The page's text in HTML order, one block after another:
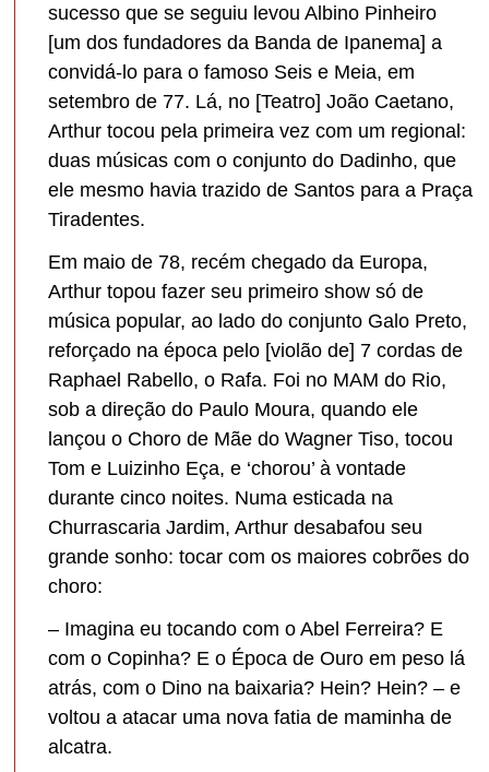
sucesso que se seguiu levou Albino Pinheiro
[um dos fundadores da Banda de Ipanema] a
convidá-lo para o famoso Seis e Meia, em
setembro de 77. Lá, no [Teatro] João Caetano,
Arthur tocou pela primeira vez com um regional:
duas músicas com o conjunto do Dadinho, que
ele mesmo havia trazido de Santos para a Praça
Tiradentes.
Em maio de 78, recém chegado da Europa,
Arthur topou fazer seu primeiro show só de
música popular, ao lado do conjunto Galo Preto,
reforçado na época pelo [violão de] 7 cordas de
Raphael Rabello, o Rafa. Foi no MAM do Rio,
sob a direção do Paulo Moura, quando ele
lançou o Choro de Mãe do Wagner Tiso, tocou
Tom e Luizinho Eça, e ‘chorou’ à vontade
durante cinco noites. Numa esticada na
Churrascaria Jardim, Arthur desabafou seu
grande sonho: tocar com os maiores cobrões do
choro:
– Imagina eu tocando com o Abel Ferreira? E
com o Copinha? E o Época de Ouro em peso lá
atrás, com o Dino na baixaria? Hein? Hein? – e
voltou a atacar uma nova fatia de maminha de
alcatra.